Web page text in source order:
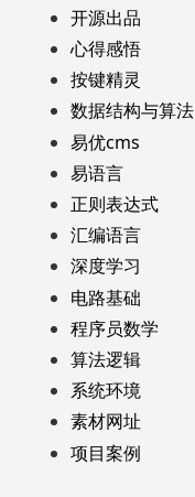
开源出品
心得感悟
按键精灵
数据结构与算法
易优cms
易语言
正则表达式
汇编语言
深度学习
电路基础
程序员数学
算法逻辑
系统环境
素材网址
项目案例